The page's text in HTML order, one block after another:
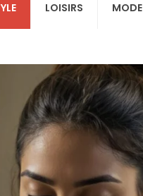
LOISIRS MODE